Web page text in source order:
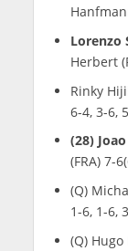
Lorenzo
Herbert
Rinky
6-4, 3-6,
(28)
(FRA) 7-
(Q)
1-6, 1-6,
(Q) Hugo